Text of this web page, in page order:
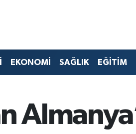
EKONOMİ SAĞLIK EĞİTİM